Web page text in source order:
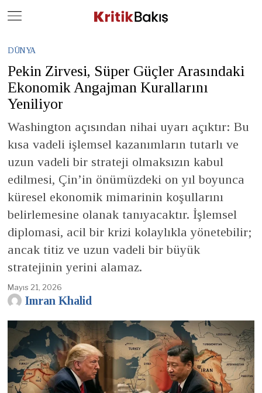
DÜNYA
Pekin Zirvesi, Süper Güçler Arasındaki
Ekonomik Angajman Kurallarını
Yeniliyor
Washington açısından nihai uyarı açıktır: Bu
kısa vadeli işlemsel kazanımların tutarlı ve
uzun vadeli bir strateji olmaksızın kabul
edilmesi, Çin’in önümüzdeki on yıl boyunca
küresel ekonomik mimarinin koşullarını
belirlemesine olanak tanıyacaktır. İşlemsel
diplomasi, acil bir krizi kolaylıkla yönetebilir;
ancak titiz ve uzun vadeli bir büyük
stratejinin yerini alamaz.
Mayıs 21, 2026
Imran Khalid